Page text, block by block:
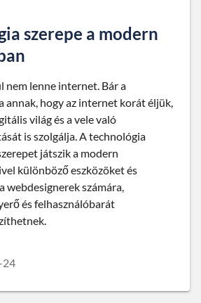
szerepe a modern
nem lenne internet. Bár a
annak, hogy az internet korát éljük,
világ és a vele való
is szolgálja. A technológia
játszik a modern
különböző eszközöket és
webdesignerek számára,
és felhasználóbarát
24